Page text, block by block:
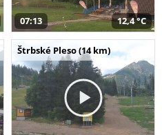
07:13 12,4 °C
Štrbské Pleso (14 km)